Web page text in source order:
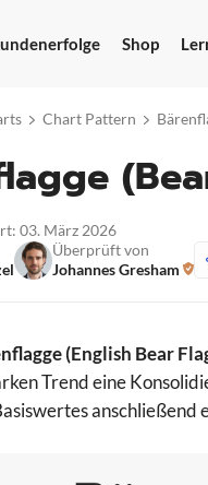
Shop
Chart Pattern
03. März 2026
Überprüft von
Johannes Gresham
(English Bear
Trend eine